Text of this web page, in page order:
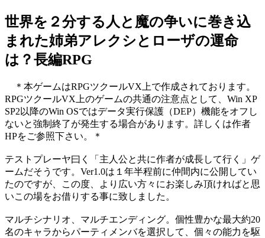
世界を２分する人と魔の争いに巻き込
まれた姉弟アレクシとローザの運命
は？長編RPG
＊本ゲームはRPGツクールVX上で作成されております。
RPGツクールVX上のゲームの共通の注意点として、Win XP
SP2以降のWin OSではデータ実行保護（DEP）機能をオフし
ないと強制終了が発生する場合があります。詳しくは作者
HPをご参照下さい。＊
テストプレーヤ曰く「主人公と共に作者が成長して行く」ゲ
ームだそうです。Ver1.0は１年半程前に仲間内に公開してい
たのですが、この度、より広い方々にお楽しみ頂ければと思
いこの場をお借りする事に致しました。
マルチシナリオ、マルチエンディング。個性豊かな最大約20
名のキャラからパーティメンバを選択して、個々の能力を駆